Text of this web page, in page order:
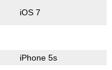
iOS 7
iPhone 5s